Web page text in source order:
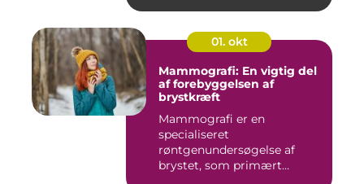
01. okt
Mammografi: En vigtig del
af forebyggelsen af
brystkræft
Mammografi er en
specialiseret
røntgenundersøgelse af
brystet, som primært